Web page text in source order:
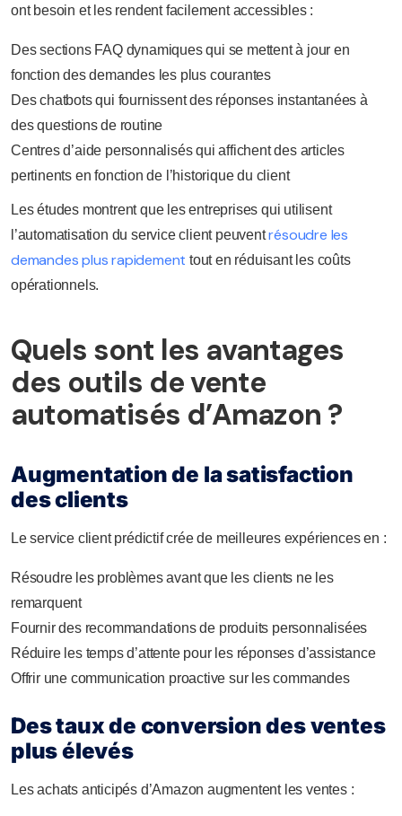
ont besoin et les rendent facilement accessibles :
Des sections FAQ dynamiques qui se mettent à jour en
fonction des demandes les plus courantes
Des chatbots qui fournissent des réponses instantanées à
des questions de routine
Centres d’aide personnalisés qui affichent des articles
pertinents en fonction de l’historique du client
Les études montrent que les entreprises qui utilisent
l’automatisation du service client peuvent résoudre les
demandes plus rapidement tout en réduisant les coûts
opérationnels.
Quels sont les avantages
des outils de vente
automatisés d’Amazon ?
Augmentation de la satisfaction
des clients
Le service client prédictif crée de meilleures expériences en :
Résoudre les problèmes avant que les clients ne les
remarquent
Fournir des recommandations de produits personnalisées
Réduire les temps d’attente pour les réponses d’assistance
Offrir une communication proactive sur les commandes
Des taux de conversion des ventes
plus élevés
Les achats anticipés d’Amazon augmentent les ventes :